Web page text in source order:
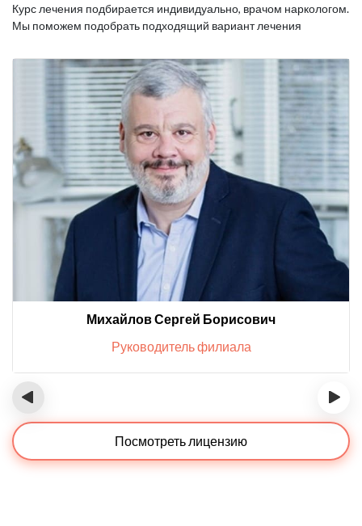
Курс лечения подбирается индивидуально, врачом наркологом.
Мы поможем подобрать подходящий вариант лечения
Михайлов Сергей Борисович
Руководитель филиала
‹ ›
Посмотреть лицензию